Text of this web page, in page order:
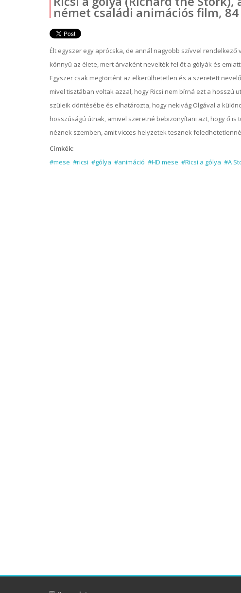
német családi animációs film,
Élt egyszer egy aprócska, de annál nagyobb szívvel
könnyű az élete, mert árvaként nevelték fel őt a gólyák és
Egyszer csak megtörtént az elkerülhetetlen és a szeretett
mivel tisztában voltak azzal, hogy Ricsi nem bírná ezt a
szüleik döntésébe és elhatározta, hogy nekivág Olgával a
hosszúságú útnak, amivel szeretné bebizonyítani azt, hogy ő
néznek szemben, amit vicces helyzetek tesznek
Címkék:
#mese #ricsi #gólya #animáció #HD mese #Ricsi a gólya #A